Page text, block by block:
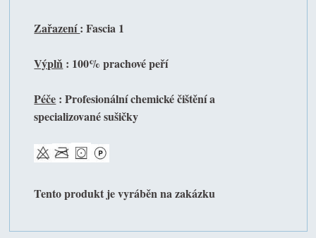
Zařazení: Fascia 1
Výplň : 100% prachové peří
Péče : Profesionální chemické čištění a
specializované sušičky
Tento produkt je vyráběn na zakázku